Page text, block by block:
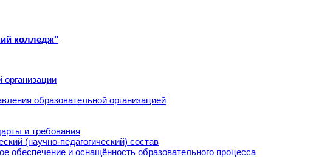
колледж"
образовательной организацией
и требования
(научно-педагогический) состав
обеспечение и оснащённость образовательного процесса